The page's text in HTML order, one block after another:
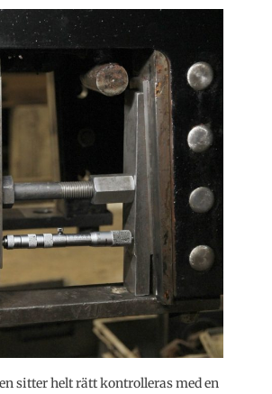
sitter helt rätt kontrolleras med en